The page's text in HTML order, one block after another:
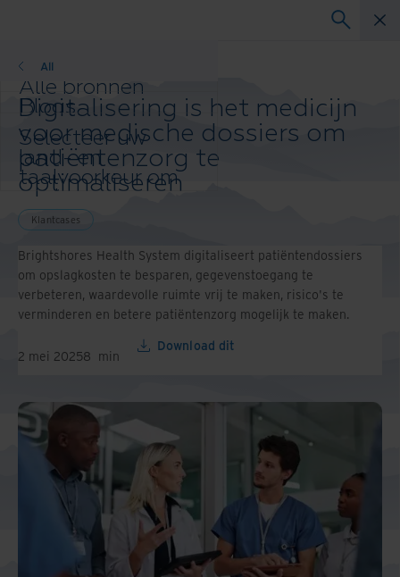
Alle bronnen
Blogs
Klantcases
Oplossingsgidsen
Webinars
Whitepapers
All
Selecteer uw
land- en
taalvoorkeur om
uw browse-
ervaring te
verbeteren.
Voorkeursland & -
taal:
Asia-Pacific and India
Europe and Southern Africa
Middle East North Africa And
Klantcases
Digitalisering is het medicijn
voor medische dossiers om
patiëntenzorg te
optimaliseren
Klantcases
Brightshores Health System digitaliseert patiëntendossiers
om opslagkosten te besparen, gegevenstoegang te
verbeteren, waardevolle ruimte vrij te maken, risico's te
verminderen en betere patiëntenzorg mogelijk te maken.
2 mei 20258 min
Download dit